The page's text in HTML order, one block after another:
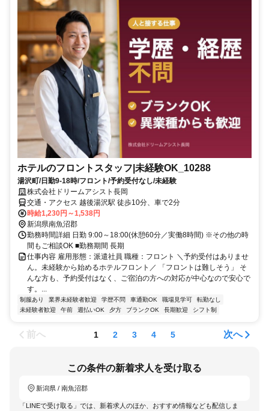
ホテルのフロントスタッフ|未経験OK_10288
湯沢町/日勤9-18時/フロント/予約受付なし/未経験
株式会社ドリームアシスト長岡
交通・アクセス 越後湯沢駅 徒歩10分、車で2分
時給1,230円～1,538円
新潟県南魚沼郡
勤務時間詳細 日勤 9:00～18:00(休憩60分／実働8時間) ※その他の時
間もご相談OK ■勤務期間 長期
仕事内容 雇用形態：派遣社員 職種：フロント ＼予約受付はありませ
ん。未経験から始めるホテルフロント／ 「フロントは難しそう」 そ
んな方も、予約受付はなく、ご宿泊の方への対応が中心なので安心で
す。...
制服あり 業界未経験者歓迎 学歴不問 車通勤OK 職場見学可
転勤なし
未経験者歓迎
午前 週払いOK 夕方 ブランクOK 長期歓迎 シフト制
前へ 1 2 3 4 5 次へ
この条件の新着求人を受け取る
新潟県 / 南魚沼郡
「LINEで受け取る」では、新着求人のほか、おすすめ情報なども配信しま